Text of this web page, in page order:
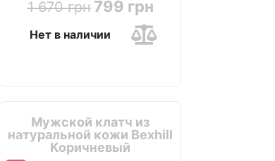
1 670 грн 799 грн
Нет в наличии
Мужской клатч из
натуральной кожи Bexhill
Коричневый